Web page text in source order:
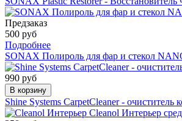
Предзаказ
500 руб
Подробнее
SONAX Полироль для фар и стекол
990 руб
В корзину
Shine Systems CarpetCleaner -